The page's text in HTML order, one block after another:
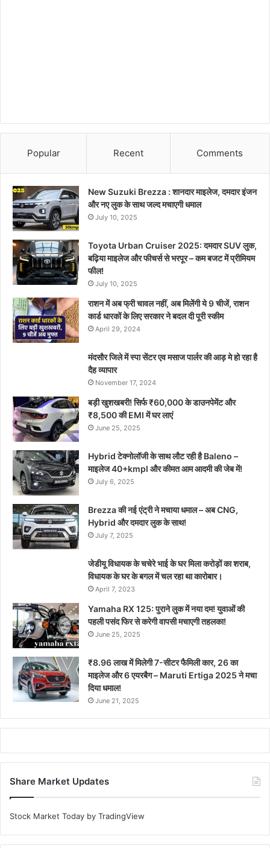
Popular Recent Comments
New Suzuki Brezza : शानदार माइलेज, दमदार इंजन
और नए लुक के साथ जल्द मचाएगी धमाल
July 10, 2025
Toyota Urban Cruiser 2025: दमदार SUV लुक,
बढ़िया माइलेज और फीचर्स से भरपूर – कम बजट में प्रीमियम
फील!
July 10, 2025
राशन में अब फ्री चावल नहीं, अब मिलेंगी ये 9 चीजें, राशन
कार्ड धारकों के लिए सरकार ने बदल दी पूरी स्कीम
April 29, 2024
मंदसौर जिले में स्पा सेंटर एव मसाज पार्लर की आड़ मे हो रहा है
दैह व्यापार
November 17, 2024
बड़ी खुशखबरी! सिर्फ ₹60,000 के डाउनपेमेंट और
₹8,500 की EMI में घर लाएं
June 25, 2025
Hybrid टेक्नोलॉजी के साथ लौट रही है Baleno –
माइलेज 40+kmpl और कीमत आम आदमी की जेब में!
July 6, 2025
Brezza की नई एंट्री ने मचाया धमाल – अब CNG,
Hybrid और दमदार लुक के साथ!
July 7, 2025
जेडीयू विधायक के चचेरे भाई के घर मिला करोड़ों का शराब,
विधायक के घर के बगल में चल रहा था कारोबार।
April 7, 2023
Yamaha RX 125: पुराने लुक में नया दम! युवाओं की
पहली पसंद फिर से करेगी वापसी मचाएगी तहलका!
June 25, 2025
₹8.96 लाख में मिलेगी 7-सीटर फैमिली कार, 26 का
माइलेज और 6 एयरबैग – Maruti Ertiga 2025 ने मचा
दिया धमाल!
June 21, 2025
Share Market Updates
Stock Market Today by TradingView